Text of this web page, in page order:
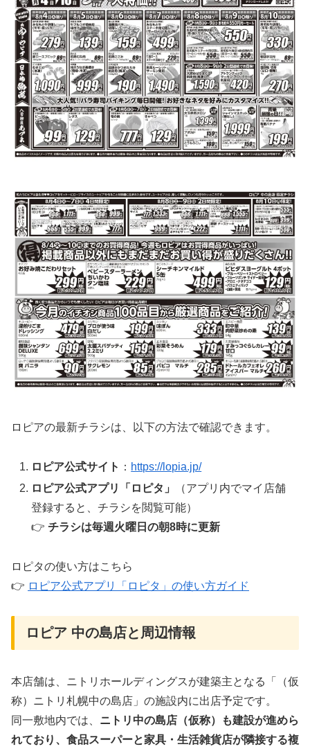
ロピアの最新チラシは、以下の方法で確認できます。
ロピア公式サイト ： https://lopia.jp/
ロピア公式アプリ「ロピタ」
（アプリ内でマイ店舗
登録すると、チラシを閲覧可能）
👉チラシは毎週火曜日の朝8時に更新
ロピタの使い方はこちら
👉 ロピア公式アプリ「ロピタ」の使い方ガイド
ロピア 中の島店と周辺情報
本店舗は、ニトリホールディングスが建築主となる「（仮
称）ニトリ札幌中の島店」の施設内に出店予定です。
同一敷地内では、 ニトリ中の島店（仮称）も建設が進めら
れており、食品スーパーと家具・生活雑貨店が隣接する複